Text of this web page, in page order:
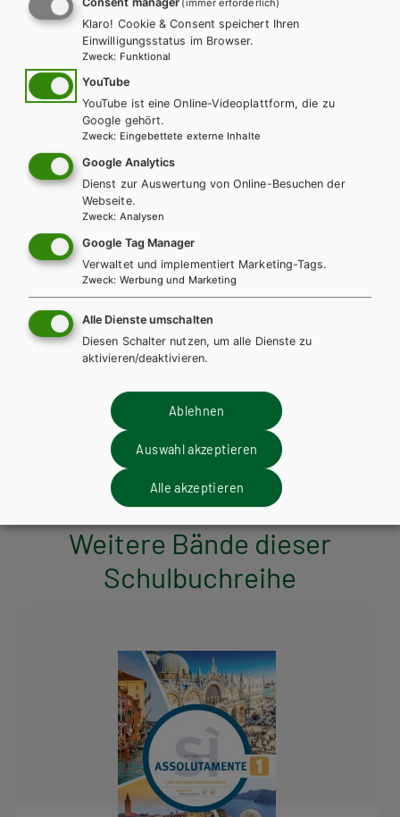
Matura-Formate zur Prüfungsvorbereitung nach jedem Kapitel.
Das begleitende Übungsbuch ist perfekt auf die Progression
abgestimmt und bietet Wiederholung und Vertiefung.
Assolutamente sìist mit interessanten Themen aus der
Lebesnwelt der Jugendlichen auch für den Einsatz in BHS
geeignet.
WEITERLESEN
ANZAHL
DIGITALES LERNEN
Online Zusatzmaterial
Für dieses Werk gibt es kostenlose Downloads für Lehrer/innen
ZUM ONLINE ZUSATZMATERIAL
Weitere Bände dieser
Schulbuchreihe
Klaro! Cookie & Consent speichert Ihren
Einwilligungsstatus im Browser.
Zweck: Funktional
YouTube
YouTube ist eine Online-Videoplattform, die zu
Google gehört.
Zweck: Eingebettete externe Inhalte
Google Analytics
Dienst zur Auswertung von Online-Besuchen der
Webseite.
Zweck: Analysen
Google Tag Manager
Verwaltet und implementiert Marketing-Tags.
Zweck: Werbung und Marketing
Alle Dienste umschalten
Diesen Schalter nutzen, um alle Dienste zu
aktivieren/deaktivieren.
Ablehnen
Auswahl akzeptieren
Alle akzeptieren